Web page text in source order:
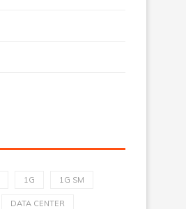
1G 1G SM
DATA CENTER